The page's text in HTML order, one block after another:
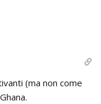
(ma non come